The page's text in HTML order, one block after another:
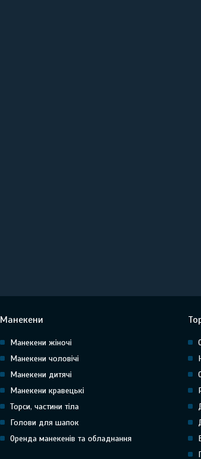
Манекени
Манекени жіночі
Манекени чоловічі
Манекени дитячі
Манекени кравецькі
Торси, частини тіла
Голови для шапок
Оренда манекенів та обладнання